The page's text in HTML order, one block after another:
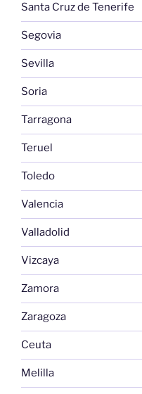
Santa Cruz de Tenerife
Segovia
Sevilla
Soria
Tarragona
Teruel
Toledo
Valencia
Valladolid
Vizcaya
Zamora
Zaragoza
Ceuta
Melilla